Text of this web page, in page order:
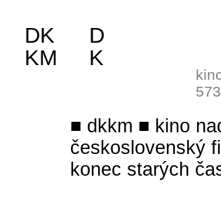
dkkm
kino
československý
konec starých
DK
KM
D
K